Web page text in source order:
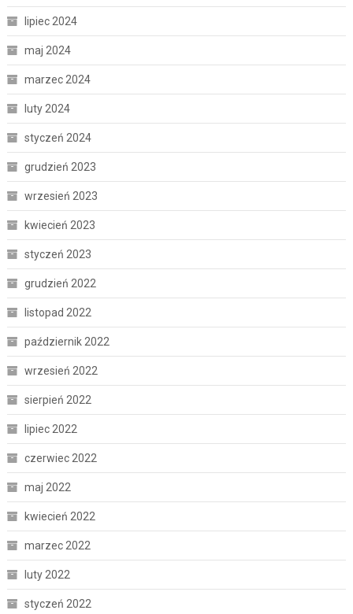
lipiec 2024
maj 2024
marzec 2024
luty 2024
styczeń 2024
grudzień 2023
wrzesień 2023
kwiecień 2023
styczeń 2023
grudzień 2022
listopad 2022
październik 2022
wrzesień 2022
sierpień 2022
lipiec 2022
czerwiec 2022
maj 2022
kwiecień 2022
marzec 2022
luty 2022
styczeń 2022